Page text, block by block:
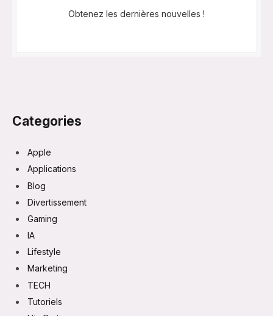
Obtenez les dernières nouvelles !
Categories
Apple
Applications
Blog
Divertissement
Gaming
IA
Lifestyle
Marketing
TECH
Tutoriels